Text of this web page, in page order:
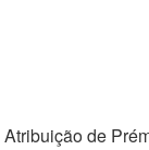
de